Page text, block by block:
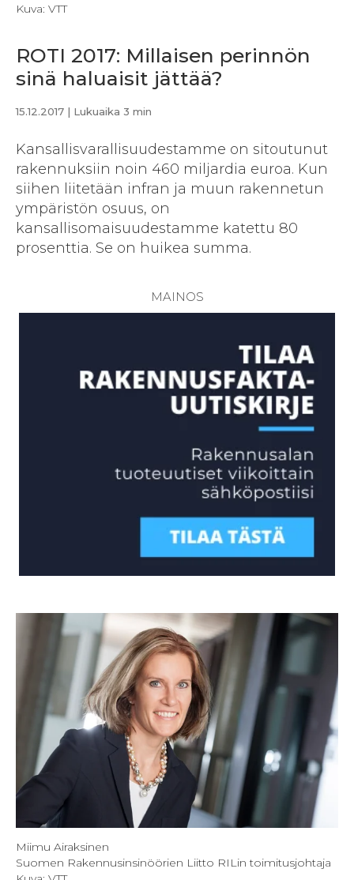
Kuva: VTT
ROTI 2017: Millaisen perinnön
sinä haluaisit jättää?
15.12.2017 | Lukuaika 3 min
Kansallisvarallisuudestamme on sitoutunut
rakennuksiin noin 460 miljardia euroa. Kun
siihen liitetään infran ja muun rakennetun
ympäristön osuus, on
kansallisomaisuudestamme katettu 80
prosenttia. Se on huikea summa.
Miimu Airaksinen
Suomen Rakennusinsinöörien Liitto RILin toimitusjohtaja